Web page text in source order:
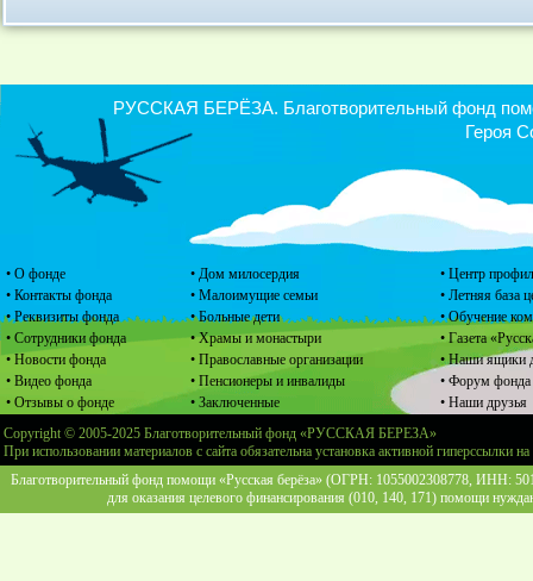
• О фонде
• Контакты фонда
• Реквизиты фонда
• Сотрудники фонда
• Новости фонда
• Видео фонда
• Отзывы о фонде
• Дом милосердия
• Малоимущие семьи
• Больные дети
• Храмы и монастыри
• Православные организации
• Пенсионеры и инвалиды
• Заключенные
• Центр
• Летняя база
• Обучение
• Газета
• Наши ящики
• Форум фонда
• Наши друзья
РУССКАЯ БЕРЁЗА. Благотворительный фонд
Героя
Copyright © 2005-2025 Благотворительный фонд «РУССКАЯ БЕРЕЗА»
При использовании материалов с сайта обязательна установка активной гиперссылки
Благотворительный фонд помощи «Русская берёза» (ОГРН: 1055002308778, ИНН:
для оказания целевого финансирования (010, 140, 171) помощи